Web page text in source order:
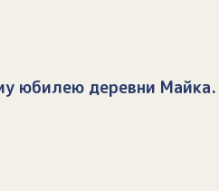
юбилею деревни Майка.